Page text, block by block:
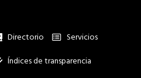
Directorio
Institucional
Servicios
Índices de transparencia